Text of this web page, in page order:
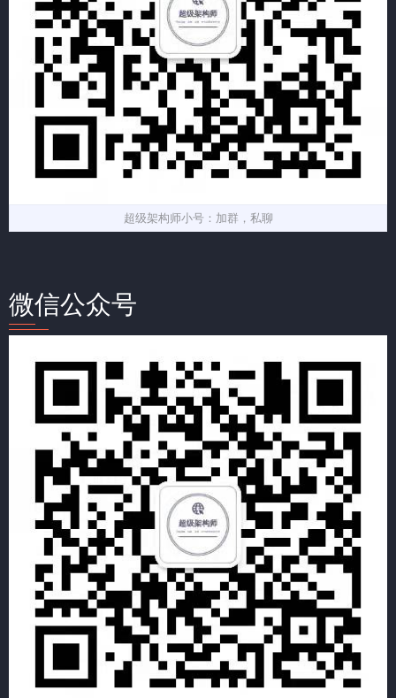
超级架构师小号：加群，私聊
微信公众号